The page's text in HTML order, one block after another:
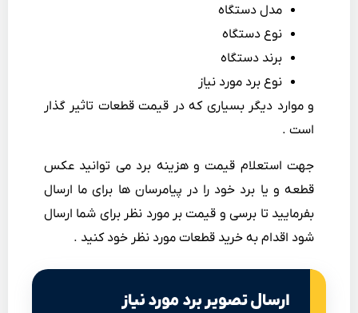
مدل دستگاه
نوع دستگاه
برند دستگاه
نوع برد مورد نیاز
و موارد دیگر بسیاری که در قیمت قطعات تاثیر گذار
است .
جهت استعلام قیمت و هزینه برد می توانید عکس
قطعه و یا برد خود را در پیامرسان ها برای ما ارسال
بفرمایید تا برسی و قیمت بر مورد نظر برای شما ارسال
شود اقدام به خرید قطعات مورد نظر خود کنید .
ارسال تصویر برد مورد نیاز